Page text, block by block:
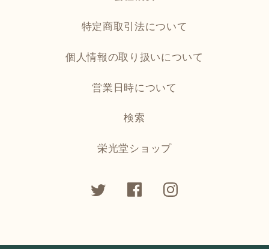
特定商取引法について
個人情報の取り扱いについて
営業日時について
検索
栄光堂ショップ